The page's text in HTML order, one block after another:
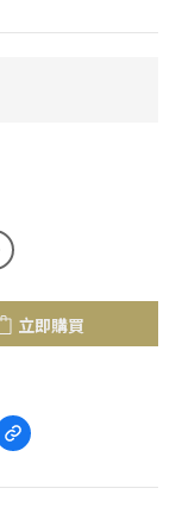
立即購買